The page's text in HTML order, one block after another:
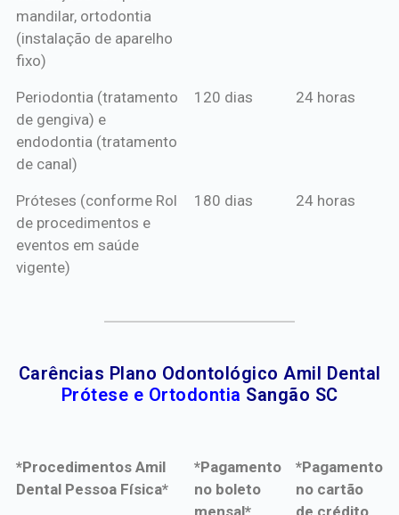
mandilar, ortodontia
(instalação de aparelho
fixo)
Periodontia (tratamento
de gengiva) e
endodontia (tratamento
de canal)
120 dias 24 horas
Próteses (conforme Rol
de procedimentos e
eventos em saúde
vigente)
180 dias 24 horas
Carências Plano Odontológico Amil Dental
Prótese e Ortodontia Sangão SC
*Procedimentos Amil
Dental Pessoa Física*
*Pagamento
no boleto
mensal*
*Pagamento
no cartão
de crédito